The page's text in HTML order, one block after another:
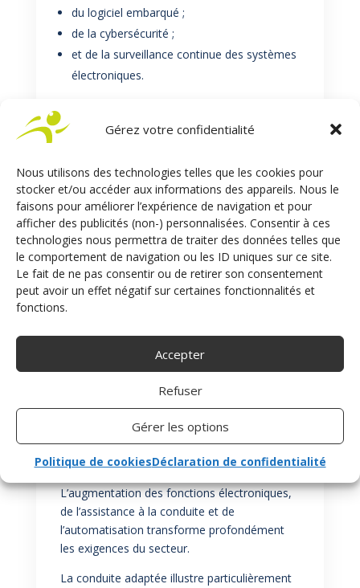
Gérez votre confidentialité
Nous utilisons des technologies telles que les cookies pour
stocker et/ou accéder aux informations des appareils. Nous le
faisons pour améliorer l’expérience de navigation et pour
afficher des publicités (non-) personnalisées. Consentir à ces
technologies nous permettra de traiter des données telles que
le comportement de navigation ou les ID uniques sur ce site.
Le fait de ne pas consentir ou de retirer son consentement
peut avoir un effet négatif sur certaines fonctionnalités et
fonctions.
Accepter
Refuser
Gérer les options
Politique de cookiesDéclaration de confidentialité
du logiciel embarqué ;
de la cybersécurité ;
et de la surveillance continue des systèmes
électroniques.
Le cas spécifique des équipements de
conduite adaptée
Le conducteur dépend directement du
système pour accéder à la mobilité et
conserver le contrôle du véhicule. La fiabilité,
la disponibilité des fonctions et la détection
des défauts deviennent donc essentielles.
Les équipements de conduite adaptée
doivent ainsi garantir un fonctionnement sûr,
Conclusion
L’automobile n’est pas historiquement le
secteur le plus contraint en matière de
sécurité électronique. En revanche, c’est
probablement l’un de ceux qui évoluent le plus
rapidement.
L’augmentation des fonctions électroniques,
de l’assistance à la conduite et de
l’automatisation transforme profondément
les exigences du secteur.
La conduite adaptée illustre particulièrement